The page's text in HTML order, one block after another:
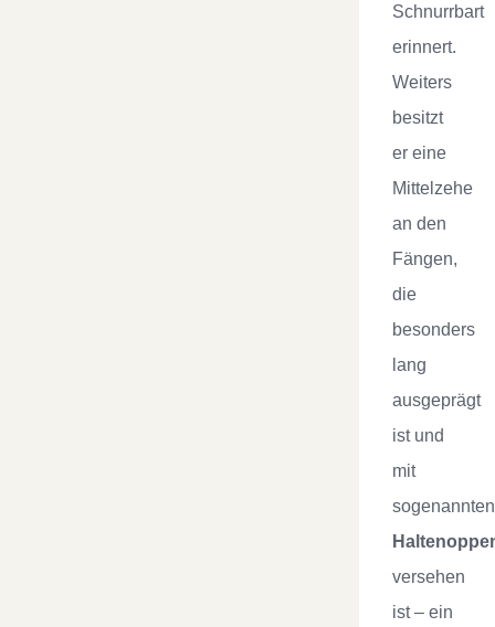
Schnurrbart
erinnert.
Weiters
besitzt
er eine
Mittelzehe
an den
Fängen,
die
besonders
lang
ausgeprägt
ist und
mit
sogenannten
versehen
ist – ein